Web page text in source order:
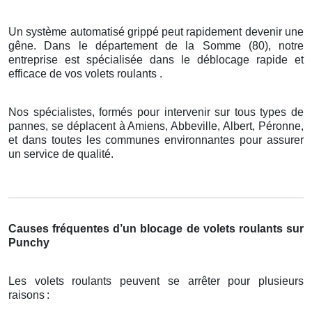
Un système automatisé grippé peut rapidement devenir une
gêne. Dans le département de la Somme (80), notre
entreprise est spécialisée dans le déblocage rapide et
efficace de vos volets roulants .
Nos spécialistes, formés pour intervenir sur tous types de
pannes, se déplacent à Amiens, Abbeville, Albert, Péronne,
et dans toutes les communes environnantes pour assurer
un service de qualité.
Causes fréquentes d’un blocage de volets roulants sur
Punchy
Les volets roulants peuvent se arrêter pour plusieurs
raisons :